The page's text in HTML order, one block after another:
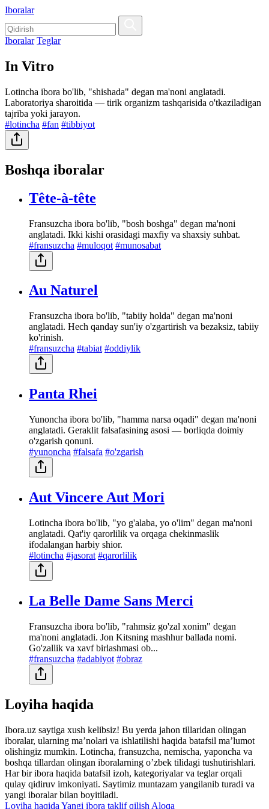
Iboralar
Iboralar Teglar
In Vitro
Lotincha ibora bo'lib, "shishada" degan ma'noni anglatadi.
Laboratoriya sharoitida — tirik organizm tashqarisida o'tkaziladigan
tajriba yoki jarayon.
#lotincha #fan #tibbiyot
Boshqa iboralar
Tête-à-tête
Fransuzcha ibora bo'lib, "bosh boshga" degan ma'noni
anglatadi. Ikki kishi orasidagi maxfiy va shaxsiy suhbat.
#fransuzcha #muloqot #munosabat
Au Naturel
Fransuzcha ibora bo'lib, "tabiiy holda" degan ma'noni
anglatadi. Hech qanday sun'iy o'zgartirish va bezaksiz, tabiiy
ko'rinish.
#fransuzcha #tabiat #oddiylik
Panta Rhei
Yunoncha ibora bo'lib, "hamma narsa oqadi" degan ma'noni
anglatadi. Geraklit falsafasining asosi — borliqda doimiy
o'zgarish qonuni.
#yunoncha #falsafa #o'zgarish
Aut Vincere Aut Mori
Lotincha ibora bo'lib, "yo g'alaba, yo o'lim" degan ma'noni
anglatadi. Qat'iy qarorlilik va orqaga chekinmaslik
ifodalangan harbiy shior.
#lotincha #jasorat #qarorlilik
La Belle Dame Sans Merci
Fransuzcha ibora bo'lib, "rahmsiz go'zal xonim" degan
ma'noni anglatadi. Jon Kitsning mashhur ballada nomi.
Go'zallik va xavf birlashmasi ob...
#fransuzcha #adabiyot #obraz
Loyiha haqida
Ibora.uz saytiga xush kelibsiz! Bu yerda jahon tillaridan olingan
iboralar, ularning maʼnolari va ishlatilishi haqida batafsil maʼlumot
olishingiz mumkin. Lotincha, fransuzcha, nemischa, yaponcha va
boshqa tillardan olingan iboralarning oʼzbek tilidagi tushutirishlari.
Har bir ibora haqida batafsil izoh, kategoriyalar va teglar orqali
qulay qidiruv imkoniyati. Saytimiz muntazam yangilanib turadi va
yangi iboralar bilan boyitiladi.
Loyiha haqida Yangi ibora taklif qilish Aloqa